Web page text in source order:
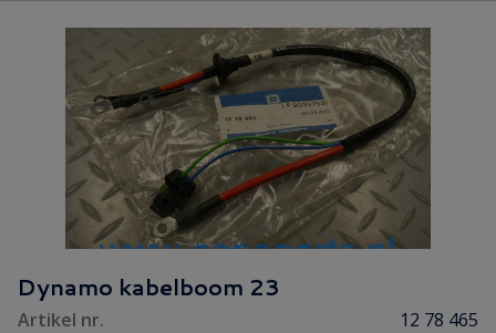
Dynamo kabelboom 23
Artikel nr.
12 78 465